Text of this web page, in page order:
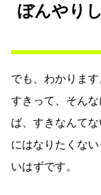
ぼんやり
でも、わかりま
すきって、そん
ば、すきなんて
にはなりたくな
いはずです。